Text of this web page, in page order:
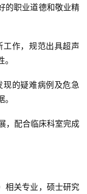
的职业道德和敬业精
作，规范出具超声
的疑难病例及危急
，配合临床科室完成
相关专业，硕士研究